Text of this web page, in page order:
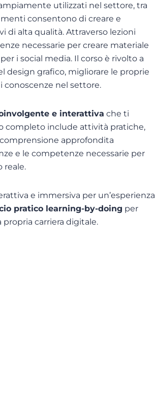
utilizzati nel settore, tra
consentono di creare e
di alta qualità. Attraverso lezioni
necessarie per creare materiale
i social media. Il corso è rivolto a
design grafico, migliorare le proprie
nel settore.
e interattiva che ti
completo include attività pratiche,
approfondita
e le competenze necessarie per
reale.
e immersiva per un’esperienza
pratico learning-by-doing per
carriera digitale.